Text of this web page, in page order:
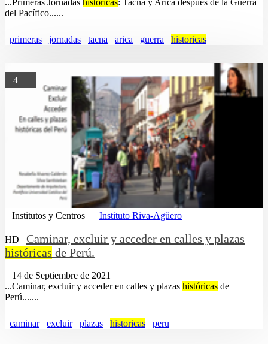
...Primeras Jornadas históricas: Tacna y Arica después de la Guerra
del Pacífico......
primeras jornadas tacna arica guerra historicas
4
Institutos y Centros Instituto Riva-Agüero
HD
Caminar, excluir y acceder en calles y plazas
históricas de Perú.
14 de Septiembre de 2021
...Caminar, excluir y acceder en calles y plazas históricas de
Perú.......
caminar excluir plazas historicas peru